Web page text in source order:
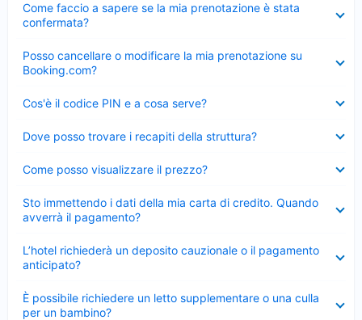
Come faccio a sapere se la mia prenotazione è stata
confermata?
chiuso
Posso cancellare o modificare la mia prenotazione su
Booking.com?
chiuso
Cos'è il codice PIN e a cosa serve?
chiuso
Dove posso trovare i recapiti della struttura?
chiuso
Come posso visualizzare il prezzo?
chiuso
Sto immettendo i dati della mia carta di credito. Quando
avverrà il pagamento?
chiuso
L’hotel richiederà un deposito cauzionale o il pagamento
anticipato?
chiuso
È possibile richiedere un letto supplementare o una culla
per un bambino?
Elemento
chiuso